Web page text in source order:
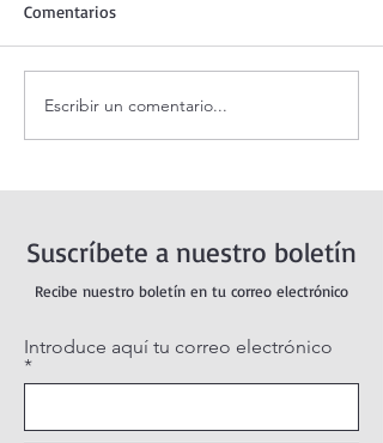
Santo Rosario de hoy
Domingo. Misterios
Comentarios
Escribir un comentario...
Suscríbete a nuestro boletín
Recibe nuestro boletín en tu correo electrónico
Introduce aquí tu correo electrónico